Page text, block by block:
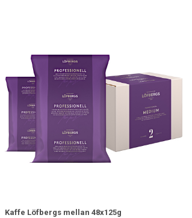
Kaffe Löfbergs mellan 48x125g